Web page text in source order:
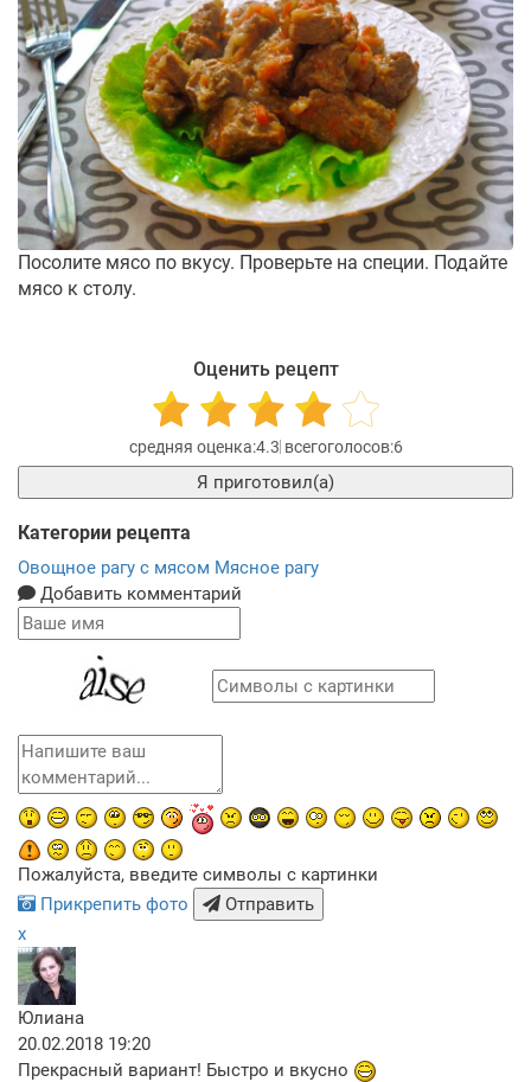
Посолите мясо по вкусу. Проверьте на специи. Подайте
мясо к столу.
Оценить рецепт
4.3 6
Я приготовил(а)
Категории рецепта
Овощное рагу с мясом Мясное рагу
Добавить комментарий
Пожалуйста, введите символы с картинки
Прикрепить фото
Отправить
x
Юлиана
20.02.2018 19:20
Прекрасный вариант! Быстро и вкусно